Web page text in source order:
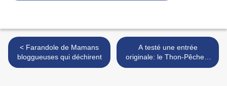
< Farandole de Mamans
bloggueuses qui déchirent
A testé une entrée
originale: le Thon-Pêches,
un délice ! >